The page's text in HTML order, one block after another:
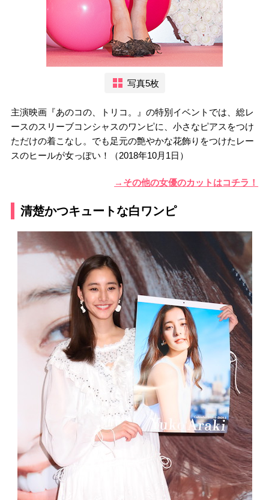
写真5枚
主演映画『あのコの、トリコ。』の特別イベントでは、総レ
ースのスリーブコンシャスのワンピに、小さなピアスをつけ
ただけの着こなし。でも足元の艶やかな花飾りをつけたレー
スのヒールが女っぽい！（2018年10月1日）
→その他の女優のカットはコチラ！
清楚かつキュートな白ワンピ